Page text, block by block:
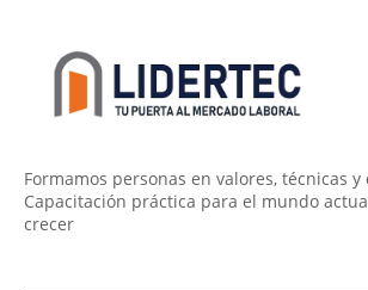
Formamos personas en valores, técnicas
Capacitación práctica para el mundo
crecer